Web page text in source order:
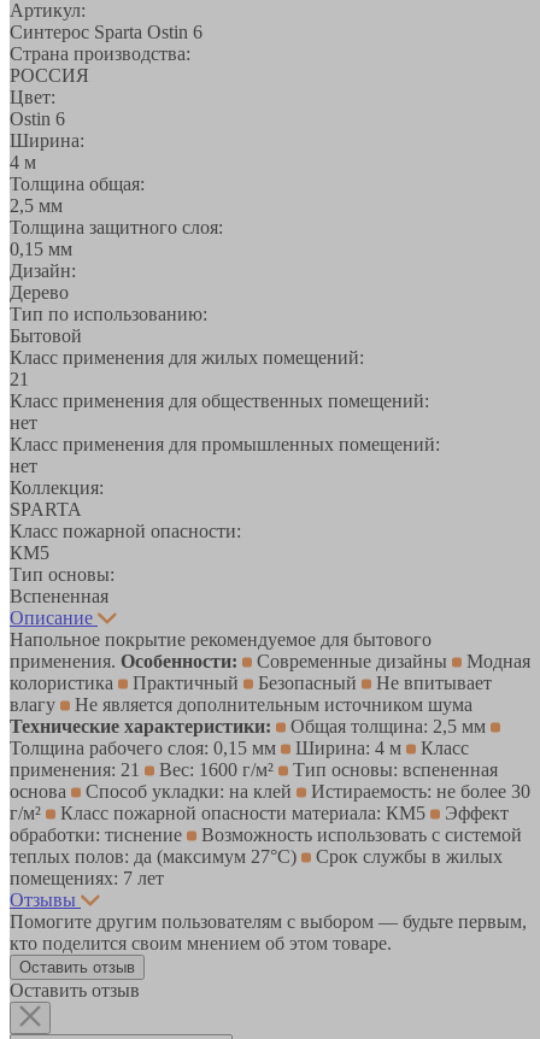
Артикул:
Синтерос Sparta Ostin 6
Страна производства:
РОССИЯ
Цвет:
Ostin 6
Ширина:
4 м
Толщина общая:
2,5 мм
Толщина защитного слоя:
0,15 мм
Дизайн:
Дерево
Тип по использованию:
Бытовой
Класс применения для жилых помещений:
21
Класс применения для общественных помещений:
нет
Класс применения для промышленных помещений:
нет
Коллекция:
SPARTA
Класс пожарной опасности:
КМ5
Тип основы:
Вспененная
Описание
Напольное покрытие рекомендуемое для бытового
применения. Особенности: Современные дизайны
Модная
колористика
Практичный Безопасный
Не впитывает
влагу
Не является дополнительным источником шума
Технические характеристики:
Общая толщина: 2,5 мм
Толщина рабочего слоя: 0,15 мм
Ширина: 4 м
Класс
применения: 21
Вес: 1600 г/м²
Тип основы: вспененная
основа
Способ укладки: на клей
Истираемость: не более 30
г/м²
Класс пожарной опасности материала: КМ5
Эффект
обработки: тиснение
Возможность использовать с системой
теплых полов: да (максимум 27°C)
Срок службы в жилых
помещениях: 7 лет
Отзывы
Помогите другим пользователям с выбором — будьте первым,
кто поделится своим мнением об этом товаре.
Оставить отзыв
Оставить отзыв